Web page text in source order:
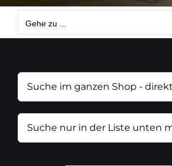
Gehe zu ...
Suche
im
ganzen
Shop
Suche
nur